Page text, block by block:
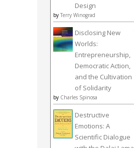
Design
by Terry Winograd
Disclosing New
Worlds:
Entrepreneurship,
Democratic Action,
and the Cultivation
of Solidarity
by Charles Spinosa
Destructive
Emotions: A
Scientific Dialogue